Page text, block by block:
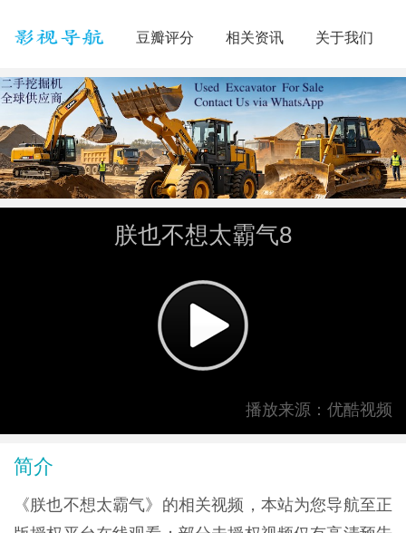
豆瓣评分 相关资讯 关于我们
朕也不想太霸气8
播放来源：优酷视频
简介
《朕也不想太霸气》的相关视频，本站为您导航至正